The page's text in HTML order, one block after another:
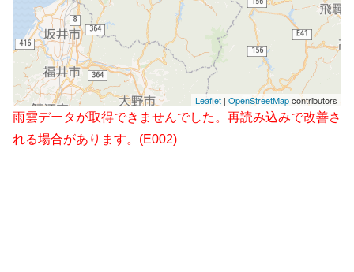
Leaflet | OpenStreetMapcontributors
雨雲データが取得できませんでした。再読み込みで改善さ
れる場合があります。(E002)